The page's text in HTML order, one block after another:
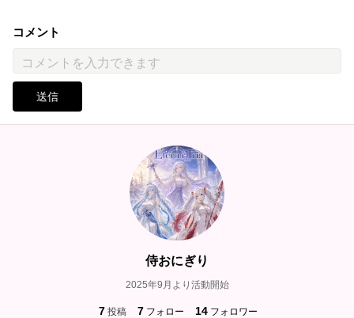
コメント
送信
侍おにぎり
2025年9月より活動開始
7 投稿 7 フォロー 14 フォロワー